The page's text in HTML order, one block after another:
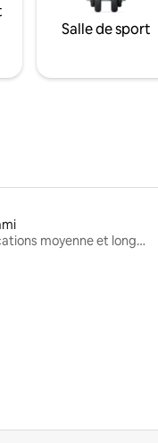
Salle de sport
Locations moyenne et longue durée